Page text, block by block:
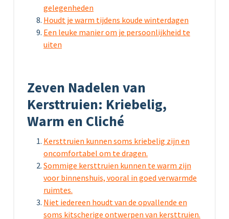
gelegenheden
Houdt je warm tijdens koude winterdagen
Een leuke manier om je persoonlijkheid te
uiten
Zeven Nadelen van
Kersttruien: Kriebelig,
Warm en Cliché
Kersttruien kunnen soms kriebelig zijn en
oncomfortabel om te dragen.
Sommige kersttruien kunnen te warm zijn
voor binnenshuis, vooral in goed verwarmde
ruimtes.
Niet iedereen houdt van de opvallende en
soms kitscherige ontwerpen van kersttruien.